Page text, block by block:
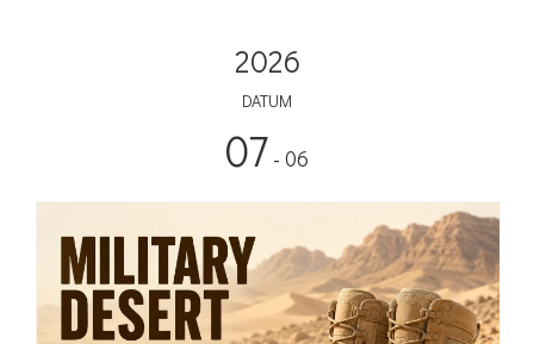
2026
DATUM
07 - 06